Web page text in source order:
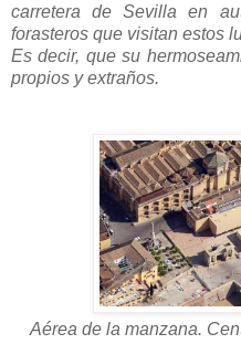
carretera de Sevilla en
forasteros que visitan estos
Es decir, que su
propios y extraños.
Aérea de la manzana.